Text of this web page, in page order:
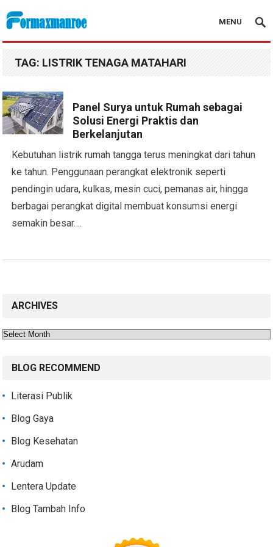
Formaxmanroe Blog
MENU
TAG: LISTRIK TENAGA MATAHARI
Panel Surya untuk Rumah sebagai
Solusi Energi Praktis dan
Berkelanjutan
Kebutuhan listrik rumah tangga terus meningkat dari tahun
ke tahun. Penggunaan perangkat elektronik seperti
pendingin udara, kulkas, mesin cuci, pemanas air, hingga
berbagai perangkat digital membuat konsumsi energi
semakin besar….
ARCHIVES
Archives
BLOG RECOMMEND
Literasi Publik
Blog Gaya
Blog Kesehatan
Arudam
Lentera Update
Blog Tambah Info